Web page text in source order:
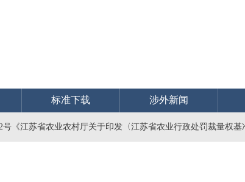
标准下载 涉外新闻
号《江苏省农业农村厅关于印发〈江苏省农业行政处罚裁量权基